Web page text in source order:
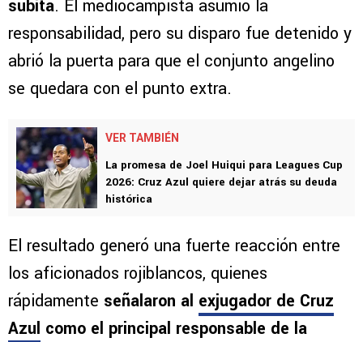
súbita. El mediocampista asumió la
responsabilidad, pero su disparo fue detenido y
abrió la puerta para que el conjunto angelino
se quedara con el punto extra.
VER TAMBIÉN
La promesa de Joel Huiqui para Leagues Cup
2026: Cruz Azul quiere dejar atrás su deuda
histórica
El resultado generó una fuerte reacción entre
los aficionados rojiblancos, quienes
rápidamente señalaron al exjugador de Cruz
Azul como el principal responsable de la